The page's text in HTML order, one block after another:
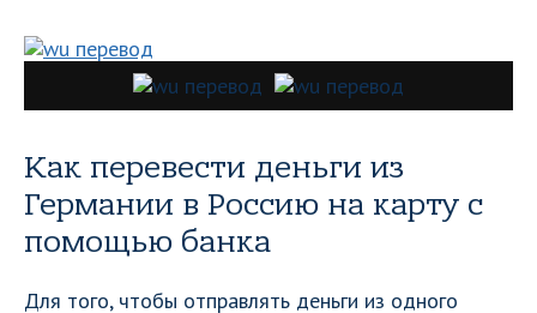
Как перевести деньги из
Германии в Россию на карту с
помощью банка
Для того, чтобы отправлять деньги из одного